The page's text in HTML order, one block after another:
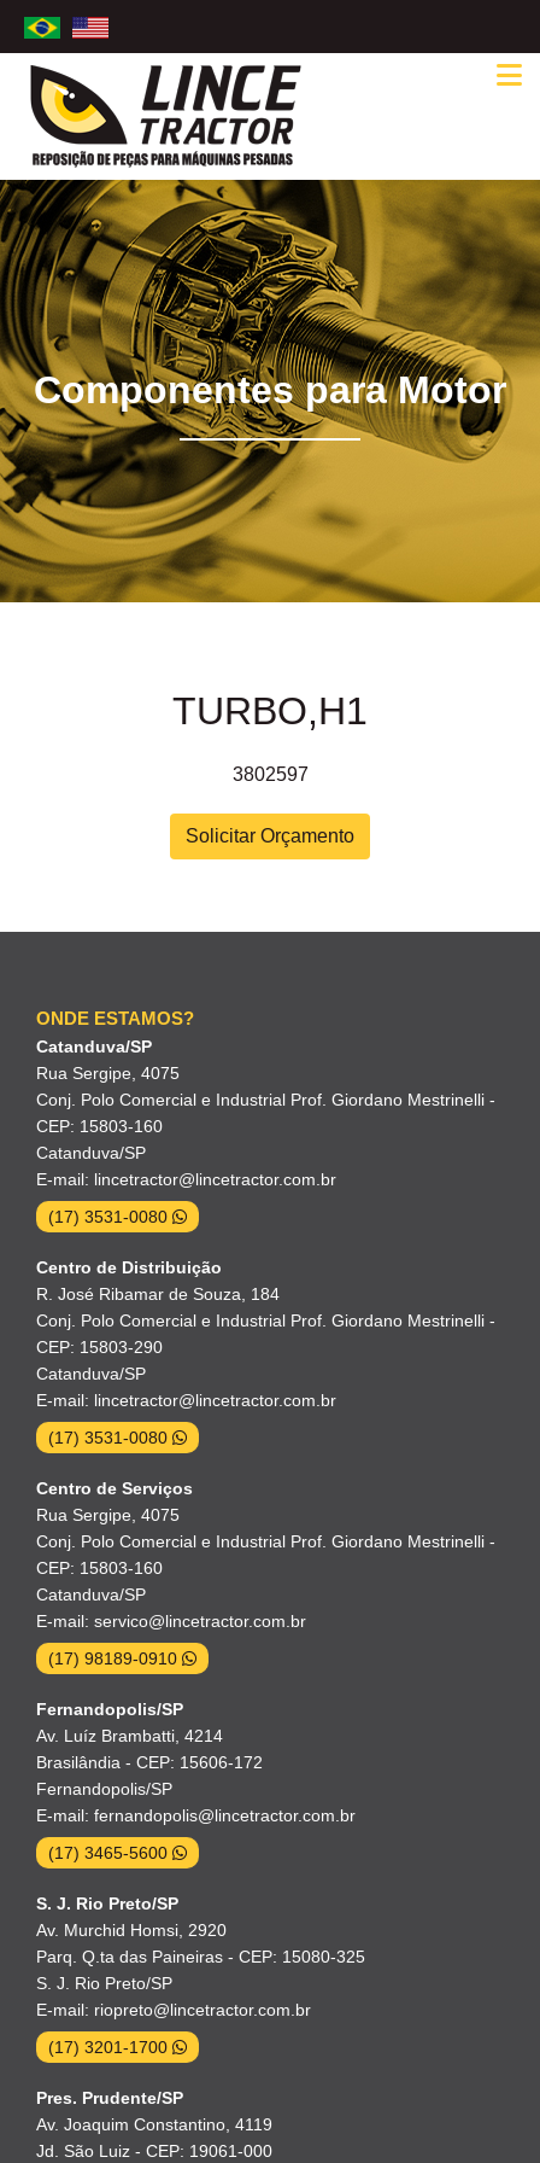
Componentes para Motor
TURBO,H1
3802597
Solicitar Orçamento
ONDE ESTAMOS?
Catanduva/SP
Rua Sergipe, 4075
Conj. Polo Comercial e Industrial Prof. Giordano Mestrinelli -
CEP: 15803-160
Catanduva/SP
E-mail: lincetractor@lincetractor.com.br
(17) 3531-0080
Centro de Distribuição
R. José Ribamar de Souza, 184
Conj. Polo Comercial e Industrial Prof. Giordano Mestrinelli -
CEP: 15803-290
Catanduva/SP
E-mail: lincetractor@lincetractor.com.br
(17) 3531-0080
Centro de Serviços
Rua Sergipe, 4075
Conj. Polo Comercial e Industrial Prof. Giordano Mestrinelli -
CEP: 15803-160
Catanduva/SP
E-mail: servico@lincetractor.com.br
(17) 98189-0910
Fernandopolis/SP
Av. Luíz Brambatti, 4214
Brasilândia - CEP: 15606-172
Fernandopolis/SP
E-mail: fernandopolis@lincetractor.com.br
(17) 3465-5600
S. J. Rio Preto/SP
Av. Murchid Homsi, 2920
Parq. Q.ta das Paineiras - CEP: 15080-325
S. J. Rio Preto/SP
E-mail: riopreto@lincetractor.com.br
(17) 3201-1700
Pres. Prudente/SP
Av. Joaquim Constantino, 4119
Jd. São Luiz - CEP: 19061-000